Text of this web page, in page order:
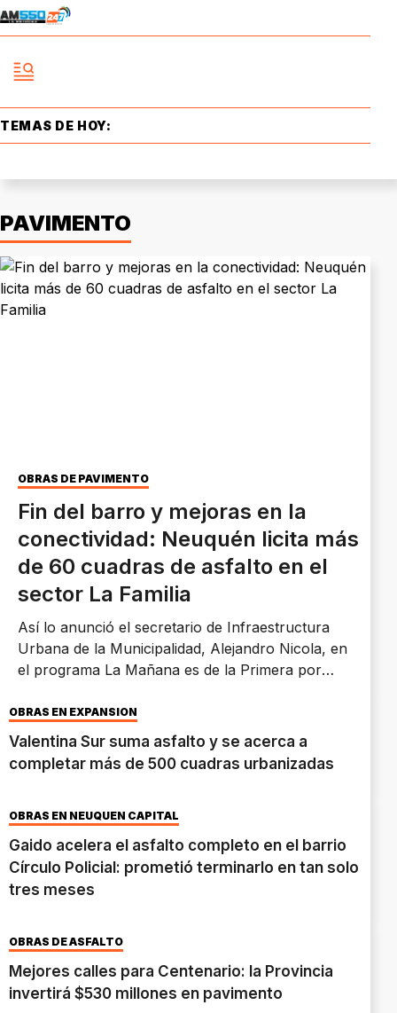
TEMAS DE HOY:
PAVIMENTO
OBRAS DE PAVIMENTO
Fin del barro y mejoras en la
conectividad: Neuquén licita más
de 60 cuadras de asfalto en el
sector La Familia
Así lo anunció el secretario de Infraestructura
Urbana de la Municipalidad, Alejandro Nicola, en
el programa La Mañana es de la Primera por
Provincia que traerá soluciones en una zona que
tiene una situación pluvial compleja.
OBRAS EN EXPANSIÓN
Valentina Sur suma asfalto y se acerca a
completar más de 500 cuadras urbanizadas
OBRAS EN NEUQUÉN CAPITAL
Gaido acelera el asfalto completo en el barrio
Círculo Policial: prometió terminarlo en tan solo
tres meses
OBRAS DE ASFALTO
Mejores calles para Centenario: la Provincia
invertirá $530 millones en pavimento